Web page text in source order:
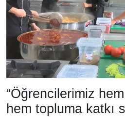
“Öğrencilerimiz
hem topluma katkı